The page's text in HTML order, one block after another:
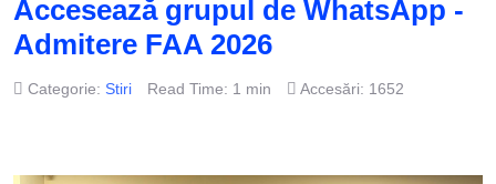
Accesează grupul de WhatsApp -
Admitere FAA 2026
Categorie: Stiri Read Time: 1 min Accesări: 1652